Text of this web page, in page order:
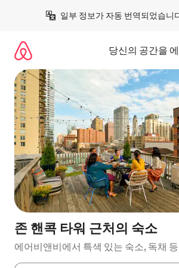
일부 정보가 자동 번역되었습니
당신의 공간을
존 핸콕 타워 근처의 숙소
에어비앤비에서 특색 있는 숙소, 독채